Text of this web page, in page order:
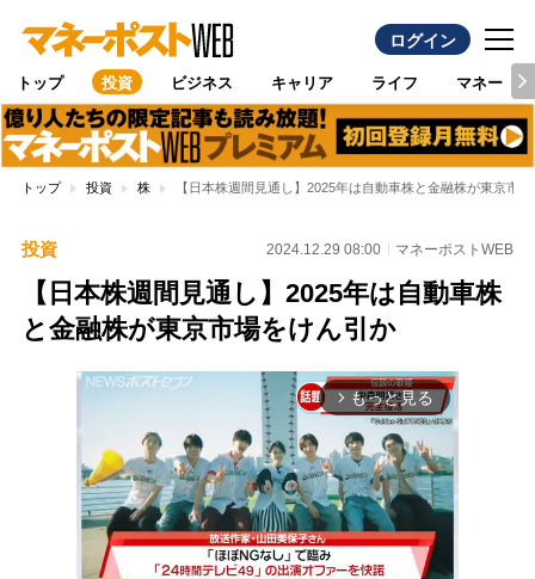
ログイン
トップ 投資 ビジネス キャリア ライフ マネー
トップ 投資 株 【日本株週間見通し】2025年は自動車株と金融株が東京市
投資 2024.12.29 08:00 マネーポストWEB
【日本株週間見通し】2025年は自動車株
と金融株が東京市場をけん引か
arrow_forward_ios もっと見る